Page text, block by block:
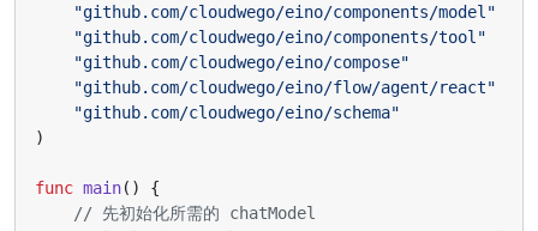
"github.com/cloudwego/eino/components/model"
"github.com/cloudwego/eino/components/tool"
"github.com/cloudwego/eino/compose"
"github.com/cloudwego/eino/flow/agent/react"
"github.com/cloudwego/eino/schema"
)
func main()
{
// 先初始化所需的 chatModel